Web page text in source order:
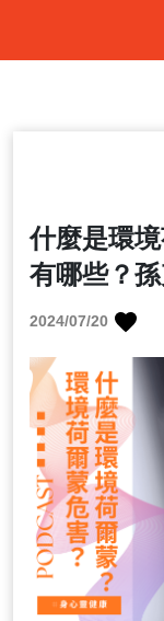
什麼是環
有哪些？
2024/07/20